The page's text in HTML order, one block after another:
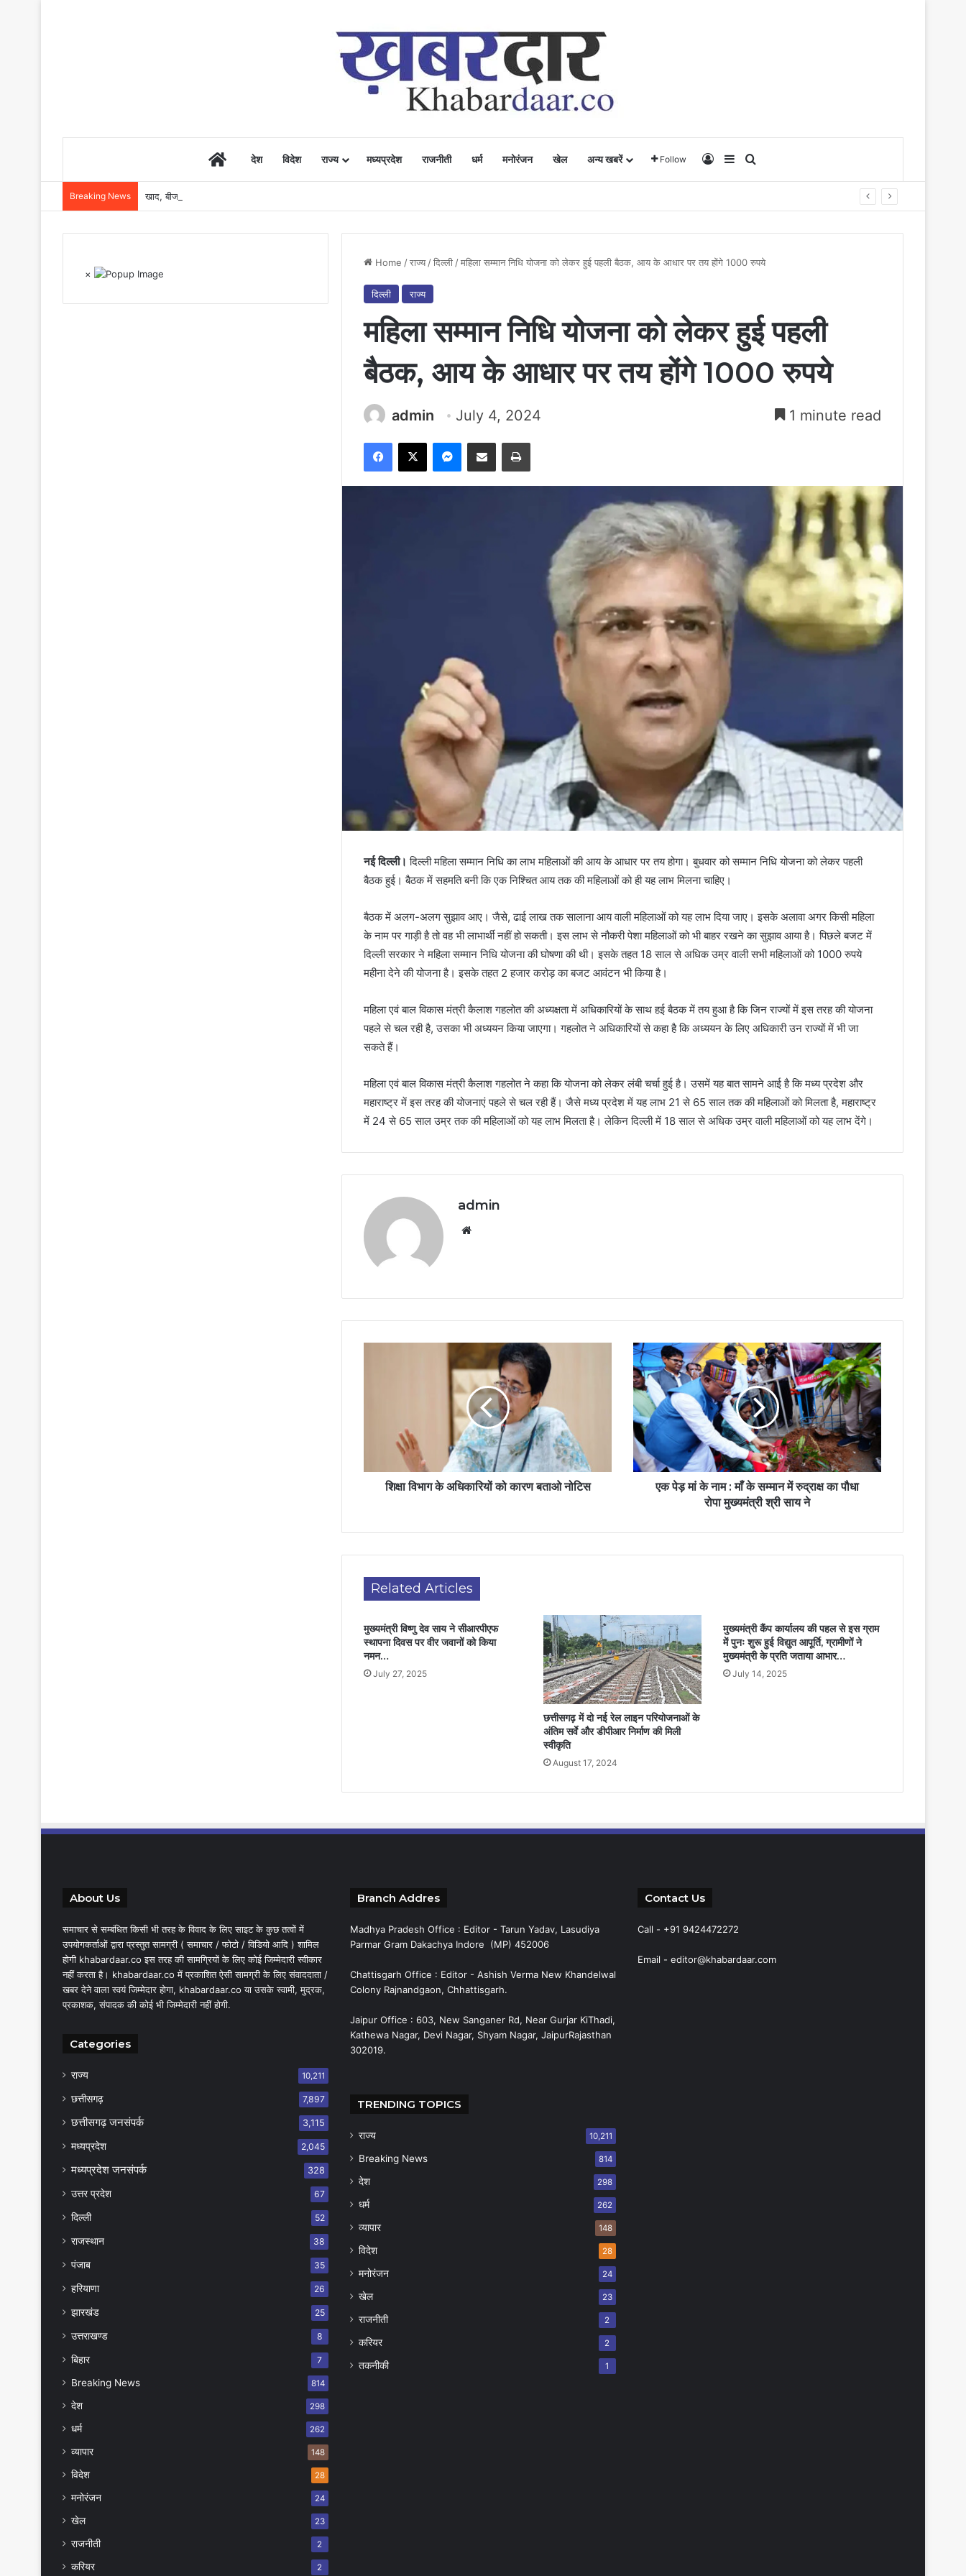
Homeदेश विदेश राज्य मध्यप्रदेश राजनीती धर्म मनोरंजन खेल अन्य खबरें Follow Log InSidebar
Breaking News खाद, बीज और उर्वरकों की समय पर उपलब्धता से किसानों में उत्साह, नैनो डीएपी और नैनो यूरिया बने किसानों के भरोसेमंद कृषि साथी…..
Home /राज्य /दिल्ली /महिला सम्मान निधि योजना को लेकर हुई पहली बैठक, आय के आधार पर तय होंगे 1000 रुपये
दिल्ली राज्य
महिला सम्मान निधि योजना को लेकर हुई पहली
बैठक, आय के आधार पर तय होंगे 1000 रुपये
admin July 4, 2024 1 minute read
Facebook
X Messenger
Share via Email Print
नई दिल्ली। दिल्ली महिला सम्मान निधि का लाभ महिलाओं की आय के आधार पर तय होगा। बुधवार को सम्मान निधि योजना को लेकर पहली
बैठक हुई। बैठक में सहमति बनी कि एक निश्चित आय तक की महिलाओं को ही यह लाभ मिलना चाहिए।
बैठक में अलग-अलग सुझाव आए। जैसे, ढाई लाख तक सालाना आय वाली महिलाओं को यह लाभ दिया जाए। इसके अलावा अगर किसी महिला
के नाम पर गाड़ी है तो वह भी लाभार्थी नहीं हो सकती। इस लाभ से नौकरी पेशा महिलाओं को भी बाहर रखने का सुझाव आया है। पिछले बजट में
दिल्ली सरकार ने महिला सम्मान निधि योजना की घोषणा की थी। इसके तहत 18 साल से अधिक उम्र वाली सभी महिलाओं को 1000 रुपये
महीना देने की योजना है। इसके तहत 2 हजार करोड़ का बजट आवंटन भी किया है।
महिला एवं बाल विकास मंत्री कैलाश गहलोत की अध्यक्षता में अधिकारियों के साथ हई बैठक में तय हुआ है कि जिन राज्यों में इस तरह की योजना
पहले से चल रही है, उसका भी अध्ययन किया जाएगा। गहलोत ने अधिकारियों से कहा है कि अध्ययन के लिए अधिकारी उन राज्यों में भी जा
सकते हैं।
महिला एवं बाल विकास मंत्री कैलाश गहलोत ने कहा कि योजना को लेकर लंबी चर्चा हुई है। उसमें यह बात सामने आई है कि मध्य प्रदेश और
महाराष्ट्र में इस तरह की योजनाएं पहले से चल रही हैं। जैसे मध्य प्रदेश में यह लाभ 21 से 65 साल तक की महिलाओं को मिलता है, महाराष्ट्र
में 24 से 65 साल उम्र तक की महिलाओं को यह लाभ मिलता है। लेकिन दिल्ली में 18 साल से अधिक उम्र वाली महिलाओं को यह लाभ देंगे।
admin
शिक्षा विभाग के अधिकारियों को कारण बताओ नोटिस
एक पेड़ मां के नाम : माँ के सम्मान में रुद्राक्ष का पौधा
रोपा मुख्यमंत्री श्री साय ने
Related Articles
मुख्यमंत्री विष्णु देव साय ने सीआरपीएफ
स्थापना दिवस पर वीर जवानों को किया
नमन…
July 27, 2025
छत्तीसगढ़ में दो नई रेल लाइन परियोजनाओं के
अंतिम सर्वे और डीपीआर निर्माण की मिली
स्वीकृति
August 17, 2024
मुख्यमंत्री कैंप कार्यालय की पहल से इस ग्राम
में पुनः शुरू हुई विद्युत आपूर्ति, ग्रामीणों ने
मुख्यमंत्री के प्रति जताया आभार…
July 14, 2025
×
About Us
समाचार से सम्बंधित किसी भी तरह के विवाद के लिए साइट के कुछ तत्वों में
उपयोगकर्ताओं द्वारा प्रस्तुत सामग्री ( समाचार / फोटो / विडियो आदि ) शामिल
होगी khabardaar.co इस तरह की सामग्रियों के लिए कोई जिम्मेदारी स्वीकार
नहीं करता है। khabardaar.co में प्रकाशित ऐसी सामग्री के लिए संवाददाता /
खबर देने वाला स्वयं जिम्मेदार होगा, khabardaar.co या उसके स्वामी, मुद्रक,
प्रकाशक, संपादक की कोई भी जिम्मेदारी नहीं होगी.
Categories
राज्य 10,211
छत्तीसगढ़ 7,897
छत्तीसगढ़ जनसंपर्क 3,115
मध्यप्रदेश 2,045
मध्यप्रदेश जनसंपर्क 328
उत्तर प्रदेश 67
दिल्ली 52
राजस्थान 38
पंजाब 35
हरियाणा 26
झारखंड 25
उत्तराखण्ड 8
बिहार 7
Breaking News 814
देश 298
धर्म 262
व्यापार 148
विदेश 28
मनोरंजन 24
खेल 23
राजनीती 2
करियर 2
Branch Addres
Madhya Pradesh Office : Editor - Tarun Yadav, Lasudiya
Parmar Gram Dakachya Indore (MP) 452006
Chattisgarh Office : Editor - Ashish Verma New Khandelwal
Colony Rajnandgaon, Chhattisgarh.
Jaipur Office : 603, New Sanganer Rd, Near Gurjar KiThadi,
Kathewa Nagar, Devi Nagar, Shyam Nagar, JaipurRajasthan
302019.
TRENDING TOPICS
राज्य 10,211
Breaking News 814
देश 298
धर्म 262
व्यापार 148
विदेश 28
मनोरंजन 24
खेल 23
राजनीती 2
करियर 2
तकनीकी 1
Contact Us
Call - +91 9424472272
Email - editor@khabardaar.com